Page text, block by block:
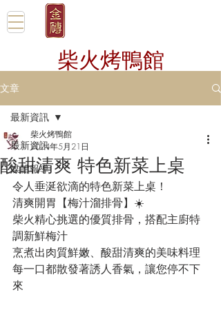
柴火烤鴨館
文章
最新資訊
媒體報導
最新資訊
酸甜清爽 特色新菜上桌
柴火烤鴨館
2024年5月21日
令人垂涎欲滴的特色新菜上桌！
清爽開胃【梅汁溜排骨】☀️
柴火精心挑選的優質排骨，搭配主廚特
調新鮮梅汁
烹煮出肉質鮮嫩、酸甜清爽的美味料理
每一口都散發著誘人香氣，讓您停不下
來